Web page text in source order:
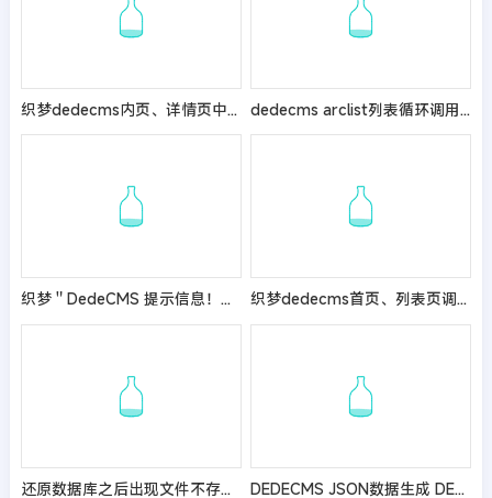
织梦dedecms内页、详情页中调用文章发布者信息的方法 dedecms arclist列表循环调用顶级栏目名称方法
织梦＂DedeCMS 提示信息！＂的修改方法 织梦dedecms首页、列表页调用所有图集方法
还原数据库之后出现文件不存在 无法解析文档 DEDECMS JSON数据生成 DEDECMS JSON接口制作